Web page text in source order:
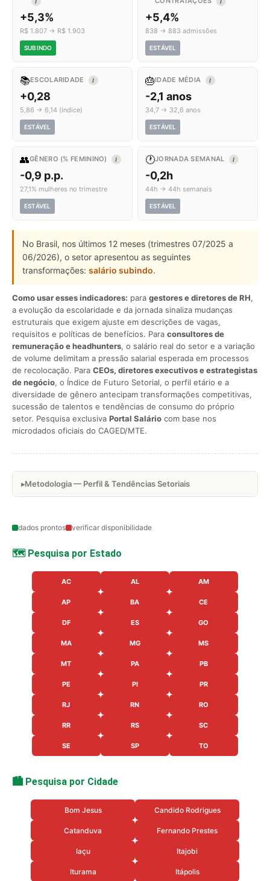
+5,3%
R$ 1.807 → R$ 1.903
SUBINDO
+5,4%
838 → 883 admissões
ESTÁVEL
📚ESCOLARIDADE I
+0,28
5,86 → 6,14 (índice)
ESTÁVEL
🎂IDADE MÉDIA I
-2,1 anos
34,7 → 32,6 anos
ESTÁVEL
👥GÊNERO (% FEMININO) I
-0,9 p.p.
27,1% mulheres no trimestre
ESTÁVEL
🕐JORNADA SEMANAL I
-0,2h
44h → 44h semanais
ESTÁVEL
No Brasil, nos últimos 12 meses (trimestres 07/2025 a
06/2026), o setor apresentou as seguintes
transformações: salário subindo.
Como usar esses indicadores: para gestores e diretores de RH,
a evolução da escolaridade e da jornada sinaliza mudanças
estruturais que exigem ajuste em descrições de vagas,
requisitos e políticas de benefícios. Para consultores de
remuneração e headhunters, o salário real do setor e a variação
de volume delimitam a pressão salarial esperada em processos
de recolocação. Para CEOs, diretores executivos e estrategistas
de negócio, o Índice de Futuro Setorial, o perfil etário e a
diversidade de gênero antecipam transformações competitivas,
sucessão de talentos e tendências de consumo do próprio
setor. Pesquisa exclusiva Portal Salário com base nos
microdados oficiais do CAGED/MTE.
Metodologia — Perfil & Tendências Setoriais
dados prontos verificar disponibilidade
🗺️ Pesquisa por Estado
AC AL AM
AP BA CE
DF ES GO
MA MG MS
MT PA PB
PE PI PR
RJ RN RO
RR RS SC
SE SP TO
🏙️ Pesquisa por Cidade
Bom Jesus Candido Rodrigues
Catanduva Fernando Prestes
Iaçu Itajobi
Iturama Itápolis